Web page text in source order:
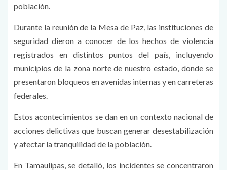
población.
Durante la reunión de la Mesa de Paz, las instituciones de
seguridad dieron a conocer de los hechos de violencia
registrados en distintos puntos del país, incluyendo
municipios de la zona norte de nuestro estado, donde se
presentaron bloqueos en avenidas internas y en carreteras
federales.
Estos acontecimientos se dan en un contexto nacional de
acciones delictivas que buscan generar desestabilización
y afectar la tranquilidad de la población.
En Tamaulipas, se detalló, los incidentes se concentraron